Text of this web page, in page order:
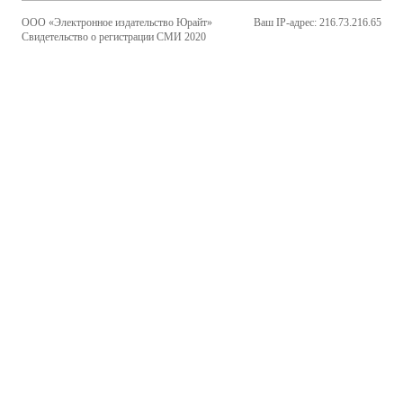
ООО «Электронное издательство Юрайт»
Свидетельство о регистрации СМИ 2020
Ваш IP-адрес: 216.73.216.65